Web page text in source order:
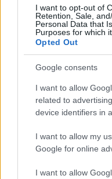
I want to opt-out of
Retention, Sale,
Personal Data that
Purposes for which
Opted Out
Google consents
I want to allow
related to
device identifiers in
I want to allow my
Google for online
I want to allow
Horvátországból
ezt most pótoljuk:
sült zöldséges